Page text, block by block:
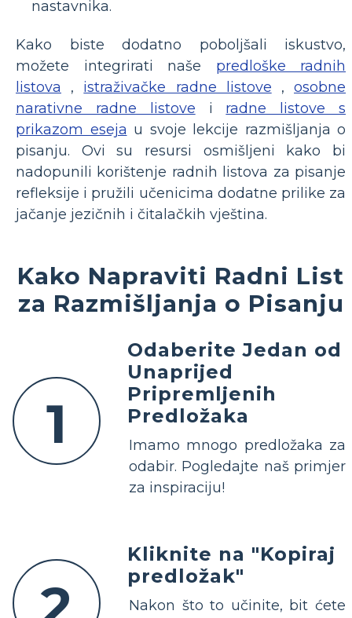
nastavnika.
Kako biste dodatno poboljšali iskustvo,
možete integrirati naše predloške radnih
listova , istraživačke radne listove ,osobne
narativne radne listove i radne listove s
prikazom eseja u svoje lekcije razmišljanja o
pisanju. Ovi su resursi osmišljeni kako bi
nadopunili korištenje radnih listova za pisanje
refleksije i pružili učenicima dodatne prilike za
jačanje jezičnih i čitalačkih vještina.
Kako Napraviti Radni List
za Razmišljanja o Pisanju
1
Odaberite Jedan od
Unaprijed
Pripremljenih
Predložaka
Imamo mnogo predložaka za
odabir. Pogledajte naš primjer
za inspiraciju!
Kliknite na "Kopiraj
predložak"
Nakon što to učinite, bit ćete